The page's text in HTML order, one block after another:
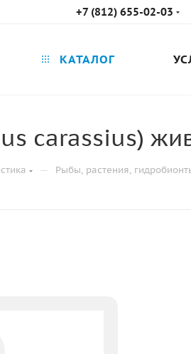
+7 (812) 655-02-03
КАТАЛОГ
carassius)
— Рыбы, растения,